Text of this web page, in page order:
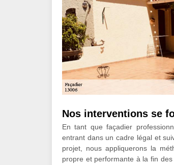
Nos interventions se
En tant que façadier
entrant dans un cadre légal et
projet, nous appliquerons la
propre et performante à la fin